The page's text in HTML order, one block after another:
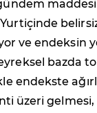
ve endeksin
bazda
endekste
üzeri